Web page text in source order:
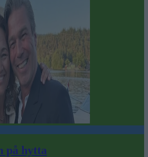
på hytta